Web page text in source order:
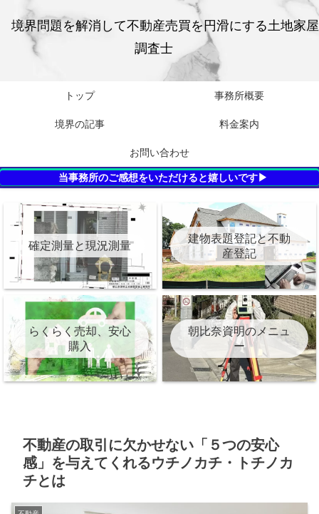
境界問題を解消して不動産売買を円滑にする土地家屋
調査士
トップ 事務所概要
境界の記事 料金案内
お問い合わせ
当事務所のご感想をいただけると嬉しいです▶
確定測量と現況測量
建物表題登記と不動
産登記
らくらく売却、安心
購入
朝比奈資明のメニュ
ー
不動産の取引に欠かせない「５つの安心
感」を与えてくれるウチノカチ・トチノカ
チとは